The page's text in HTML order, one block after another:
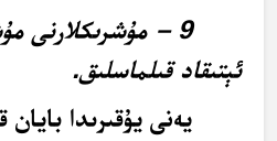
9 – مۇشرىكلارنى
ئېتىقاد قىلماسلىق.
يەنى يۇقىرىدا بايان